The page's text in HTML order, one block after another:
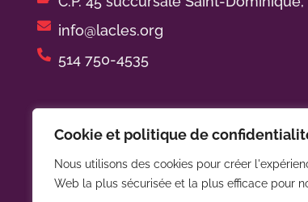
Cookie et politique de
Nous utilisons des cookies pour créer
Web la plus sécurisée et la plus efficace pour
info@lacles.org
514 750-4535
De lundi à jeudi de 9h00 à 17h00